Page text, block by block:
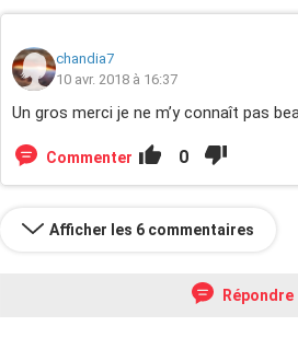
chandia7
10 avr. 2018 à 16:37
Un gros merci je ne m’y connaît pas
Commenter 0
Afficher les 6 commentaires
Répondre